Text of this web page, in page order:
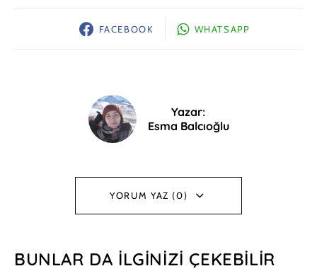
FACEBOOK WHATSAPP
Yazar:
Esma Balcıoğlu
YORUM YAZ (0)
BUNLAR DA İLGINIZI ÇEKEBILIR